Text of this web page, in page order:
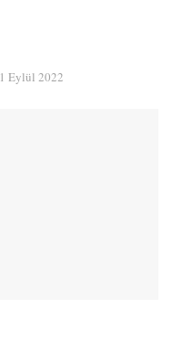
1 Eylül 2022